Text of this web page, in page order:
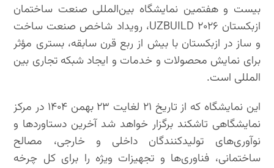
بیست و هفتمین نمایشگاه بین‌المللی صنعت ساختمان
ازبکستان UZBUILD ۲۰۲۶، رویداد شاخص صنعت ساخت
و ساز در ازبکستان با بیش از ربع قرن سابقه، بستری مؤثر
برای نمایش محصولات و خدمات و ایجاد شبکه تجاری بین
المللی است.
این نمایشگاه که از تاریخ ۲۱ لغایت ۲۳ بهمن ۱۴۰۴ در مرکز
نمایشگاهی تاشکند برگزار خواهد شد آخرین دستاوردها و
نوآوری‌های تولیدکنندگان داخلی و خارجی، مصالح
ساختمانی، فناوری‌ها و تجهیزات ویژه را برای کل چرخه